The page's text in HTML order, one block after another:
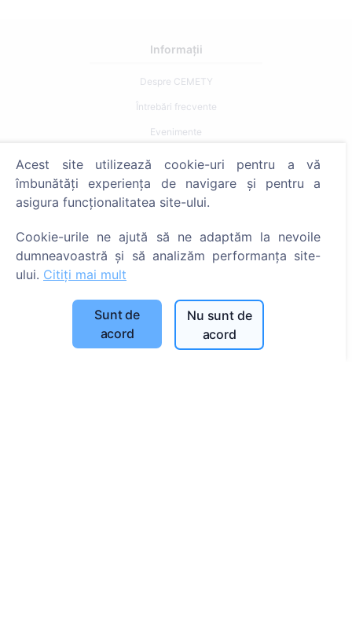
Informații
Despre CEMETY
Întrebări frecvente
Evenimente
Politica de confidențialitate
Politica de plăți
Setări cookie-uri
Caută decedați
Caută cimitire
Acest site utilizează cookie-uri pentru a vă
îmbunătăți experiența de navigare și pentru a
asigura funcționalitatea site-ului.
Cookie-urile ne ajută să ne adaptăm la nevoile
dumneavoastră și să analizăm performanța site-
ului. Citiți mai mult
Sunt de
acord
Nu sunt de
acord